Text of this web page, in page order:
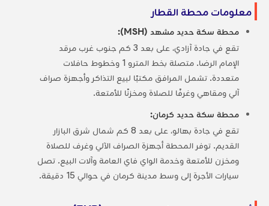
معلومات محطة القطار
محطة سكة حديد مشهد (MSH):
تقع في جادة آزادي، على بعد 3 كم جنوب غرب مرقد
الإمام الرضا. متصلة بخط المترو 1 وخطوط حافلات
متعددة. تشمل المرافق مكتبًا لبيع التذاكر وأجهزة صراف
آلي ومقاهي وغرفًا للصلاة ومخزنًا للأمتعة.
محطة سكة حديد كرمان:
تقع في جادة بهالو، على بعد 8 كم شمال شرق البازار
القديم. توفر المحطة أجهزة الصراف الآلي وغرف للصلاة
ومخزن للأمتعة وخدمة الواي فاي العامة وآلات البيع. تصل
سيارات الأجرة إلى وسط مدينة كرمان في حوالي 15 دقيقة.